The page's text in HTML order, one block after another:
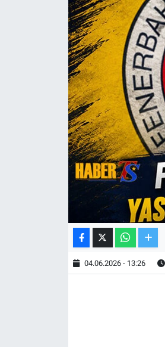
04.06.2026 - 13:26
TV VE SİNEMA
BASKETBOL
SAĞLIK
KÜLTÜR SANAT